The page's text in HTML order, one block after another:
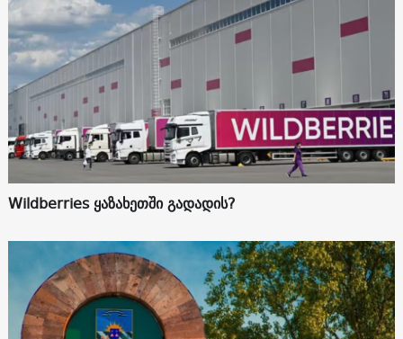
Wildberries ყაზახეთში გადადის?